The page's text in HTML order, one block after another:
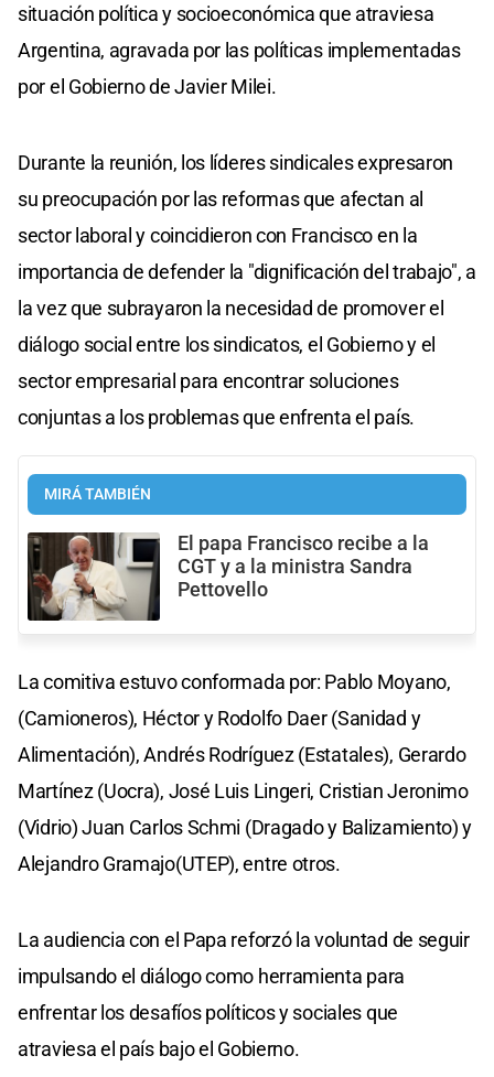
situación política y socioeconómica que atraviesa
Argentina, agravada por las políticas implementadas
por el Gobierno de Javier Milei.
Durante la reunión, los líderes sindicales expresaron
su preocupación por las reformas que afectan al
sector laboral y coincidieron con Francisco en la
importancia de defender la "dignificación del trabajo", a
la vez que subrayaron la necesidad de promover el
diálogo social entre los sindicatos, el Gobierno y el
sector empresarial para encontrar soluciones
conjuntas a los problemas que enfrenta el país.
MIRÁ TAMBIÉN
El papa Francisco recibe a la
CGT y a la ministra Sandra
Pettovello
La comitiva estuvo conformada por: Pablo Moyano,
(Camioneros), Héctor y Rodolfo Daer (Sanidad y
Alimentación), Andrés Rodríguez (Estatales), Gerardo
Martínez (Uocra), José Luis Lingeri, Cristian Jeronimo
(Vidrio) Juan Carlos Schmi (Dragado y Balizamiento) y
Alejandro Gramajo(UTEP), entre otros.
La audiencia con el Papa reforzó la voluntad de seguir
impulsando el diálogo como herramienta para
enfrentar los desafíos políticos y sociales que
atraviesa el país bajo el Gobierno.